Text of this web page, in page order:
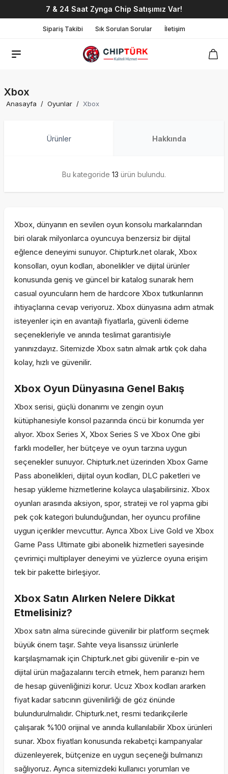
7 & 24 Saat Zynga Chip Satışımız Var!
Sipariş Takibi Sık Sorulan Sorular İletişim
Xbox
Anasayfa / Oyunlar / Xbox
Ürünler Hakkında
Bu kategoride 13 ürün bulundu.
Xbox, dünyanın en sevilen oyun konsolu markalarından
biri olarak milyonlarca oyuncuya benzersiz bir dijital
eğlence deneyimi sunuyor. Chipturk.net olarak, Xbox
konsolları, oyun kodları, abonelikler ve dijital ürünler
konusunda geniş ve güncel bir katalog sunarak hem
casual oyuncuların hem de hardcore Xbox tutkunlarının
ihtiyaçlarına cevap veriyoruz. Xbox dünyasına adım atmak
isteyenler için en avantajlı fiyatlarla, güvenli ödeme
seçenekleriyle ve anında teslimat garantisiyle
yanınızdayız. Sitemizde Xbox satın almak artık çok daha
kolay, hızlı ve güvenilir.
Xbox Oyun Dünyasına Genel Bakış
Xbox serisi, güçlü donanımı ve zengin oyun
kütüphanesiyle konsol pazarında öncü bir konumda yer
alıyor. Xbox Series X, Xbox Series S ve Xbox One gibi
farklı modeller, her bütçeye ve oyun tarzına uygun
seçenekler sunuyor. Chipturk.net üzerinden Xbox Game
Pass abonelikleri, dijital oyun kodları, DLC paketleri ve
hesap yükleme hizmetlerine kolayca ulaşabilirsiniz. Xbox
oyunları arasında aksiyon, spor, strateji ve rol yapma gibi
pek çok kategori bulunduğundan, her oyuncu profiline
uygun içerikler mevcuttur. Ayrıca Xbox Live Gold ve Xbox
Game Pass Ultimate gibi abonelik hizmetleri sayesinde
çevrimiçi multiplayer deneyimi ve yüzlerce oyuna erişim
tek bir pakette birleşiyor.
Xbox Satın Alırken Nelere Dikkat
Etmelisiniz?
Xbox satın alma sürecinde güvenilir bir platform seçmek
büyük önem taşır. Sahte veya lisanssız ürünlerle
karşılaşmamak için Chipturk.net gibi güvenilir e-pin ve
dijital ürün mağazalarını tercih etmek, hem paranızı hem
de hesap güvenliğinizi korur. Ucuz Xbox kodları ararken
fiyat kadar satıcının güvenilirliği de göz önünde
bulundurulmalıdır. Chipturk.net, resmi tedarikçilerle
çalışarak %100 orijinal ve anında kullanılabilir Xbox ürünleri
sunar. Xbox fiyatları konusunda rekabetçi kampanyalar
düzenleyerek, bütçenize en uygun seçeneği bulmanızı
sağlıyoruz. Ayrıca sitemizdeki kullanıcı yorumları ve